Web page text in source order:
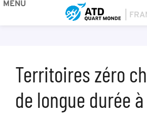
MENU
Territoires zéro
de longue durée